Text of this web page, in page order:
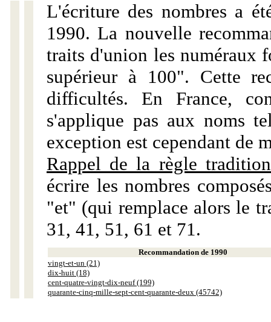
L'écriture des nombres a
1990. La nouvelle
traits d'union les numéraux
supérieur à 100". Cette
difficultés. En France,
s'applique pas aux noms
exception est cependant de
Rappel de la règle
écrire les nombres
"et" (qui remplace alors le
31, 41, 51, 61 et 71.
Recommandation de 1990
vingt-et-un (21)
dix-huit (18)
cent-quatre-vingt-dix-neuf (199)
quarante-cinq-mille-sept-cent-quarante-deux (45742)